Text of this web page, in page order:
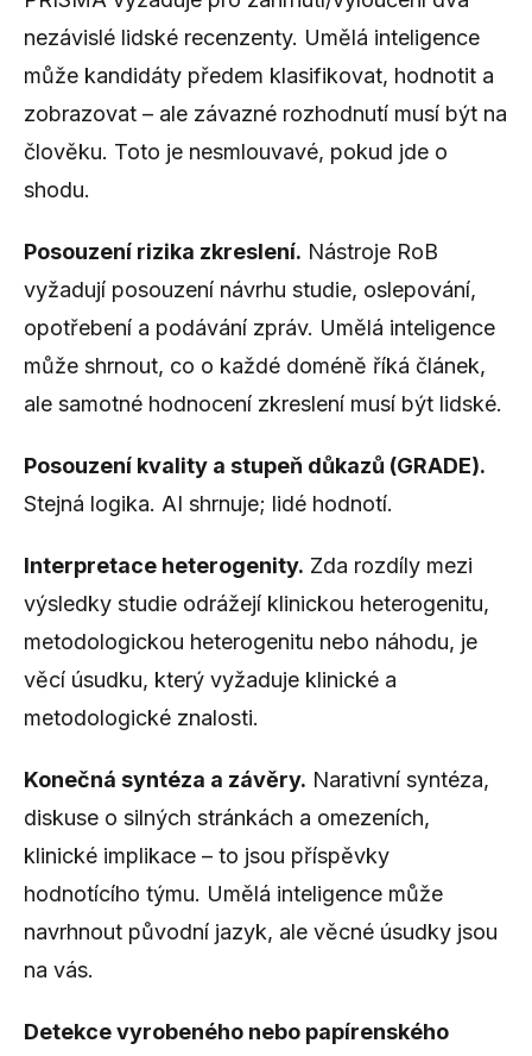
nezávislé lidské recenzenty. Umělá inteligence
může kandidáty předem klasifikovat, hodnotit a
zobrazovat – ale závazné rozhodnutí musí být na
člověku. Toto je nesmlouvavé, pokud jde o
shodu.
Posouzení rizika zkreslení. Nástroje RoB
vyžadují posouzení návrhu studie, oslepování,
opotřebení a podávání zpráv. Umělá inteligence
může shrnout, co o každé doméně říká článek,
ale samotné hodnocení zkreslení musí být lidské.
Posouzení kvality a stupeň důkazů (GRADE).
Stejná logika. AI shrnuje; lidé hodnotí.
Interpretace heterogenity. Zda rozdíly mezi
výsledky studie odrážejí klinickou heterogenitu,
metodologickou heterogenitu nebo náhodu, je
věcí úsudku, který vyžaduje klinické a
metodologické znalosti.
Konečná syntéza a závěry. Narativní syntéza,
diskuse o silných stránkách a omezeních,
klinické implikace – to jsou příspěvky
hodnotícího týmu. Umělá inteligence může
navrhnout původní jazyk, ale věcné úsudky jsou
na vás.
Detekce vyrobeného nebo papírenského